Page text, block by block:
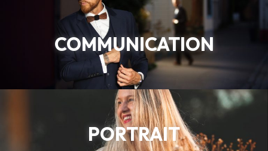
COMMUNICATION
PORTRAIT